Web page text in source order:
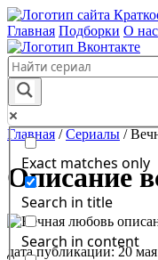
Главная Подборки О нас
Exact matches only
Search in title
Search in content
Главная /Сериалы /
Описание
дата публикации: 20